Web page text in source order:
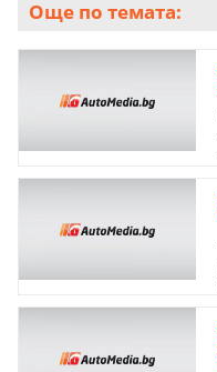
Още по темата: